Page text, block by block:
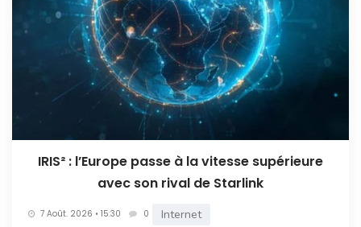
IRIS² : l’Europe passe à la vitesse supérieure
avec son rival de Starlink
7 Août. 2026 • 15:30 0 Internet